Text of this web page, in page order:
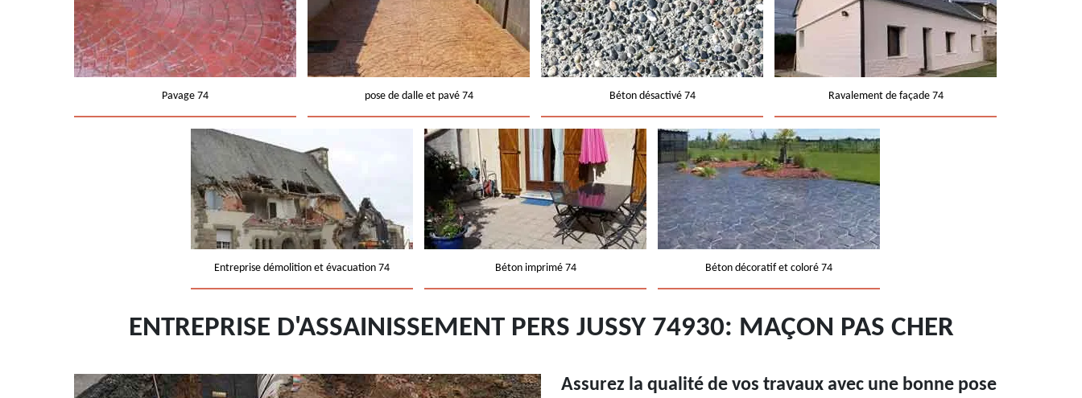
Pavage 74 pose de dalle et pavé 74 Béton désactivé 74 Ravalement de façade 74
Entreprise démolition et évacuation 74 Béton imprimé 74 Béton décoratif et coloré 74
ENTREPRISE D'ASSAINISSEMENT PERS JUSSY 74930: MAÇON PAS CHER
Assurez la qualité de vos travaux avec une bonne pose